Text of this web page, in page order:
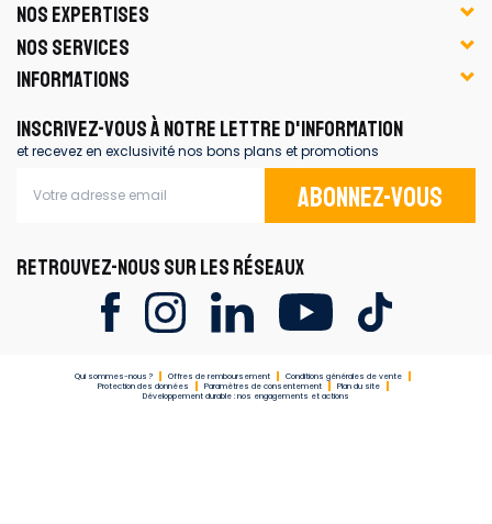
NOS EXPERTISES
NOS SERVICES
INFORMATIONS
INSCRIVEZ-VOUS À NOTRE LETTRE D'INFORMATION
et recevez en exclusivité nos bons plans et promotions
Abonnez-vous
RETROUVEZ-NOUS SUR LES RÉSEAUX
Qui sommes-nous ? Offres de remboursement
Conditions générales de vente
Protection des données
Paramètres de consentement
Plan du site
Développement durable : nos engagements et actions